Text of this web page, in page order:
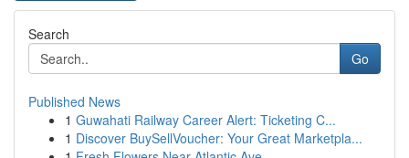
Search
Go
Published News
1 Guwahati Railway Career Alert: Ticketing C...
1 Discover BuySellVoucher: Your Great Marketpla...